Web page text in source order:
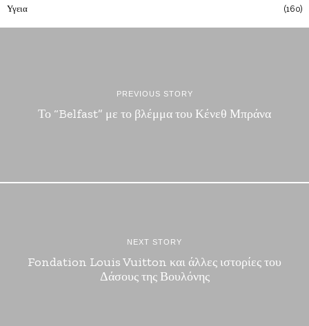
Υγεια 160
PREVIOUS STORY
Το “Belfast” με το βλέμμα του Κένεθ Μπράνα
NEXT STORY
Fondation Louis Vuitton και άλλες ιστορίες του
Δάσους της Βουλόνης